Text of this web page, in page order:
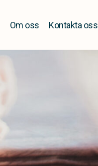
Om oss Kontakta oss